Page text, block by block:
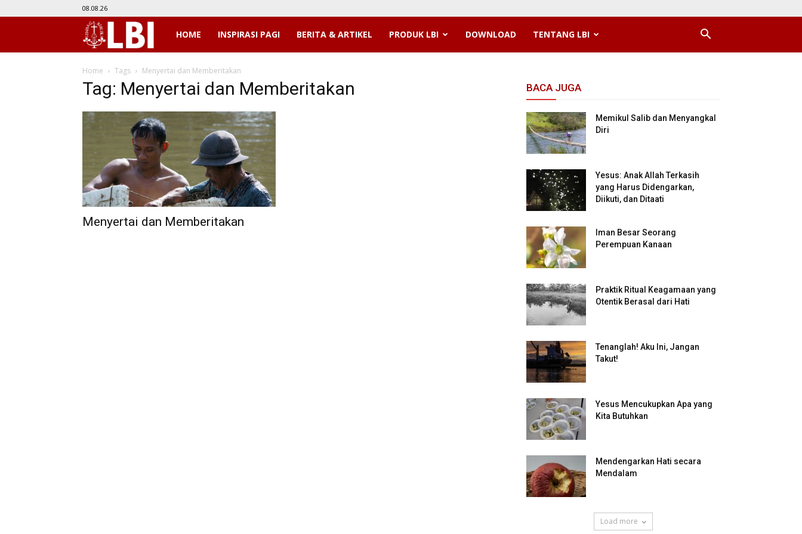
08.08.26
LBIHOME INSPIRASI PAGI BERITA & ARTIKEL PRODUK LBI DOWNLOAD TENTANG LBI
Home Tags Menyertai dan Memberitakan
Tag: Menyertai dan Memberitakan
Menyertai dan Memberitakan
BACA JUGA
Memikul Salib dan Menyangkal
Diri
Yesus: Anak Allah Terkasih
yang Harus Didengarkan,
Diikuti, dan Ditaati
Iman Besar Seorang
Perempuan Kanaan
Praktik Ritual Keagamaan yang
Otentik Berasal dari Hati
Tenanglah! Aku Ini, Jangan
Takut!
Yesus Mencukupkan Apa yang
Kita Butuhkan
Mendengarkan Hati secara
Mendalam
Load more